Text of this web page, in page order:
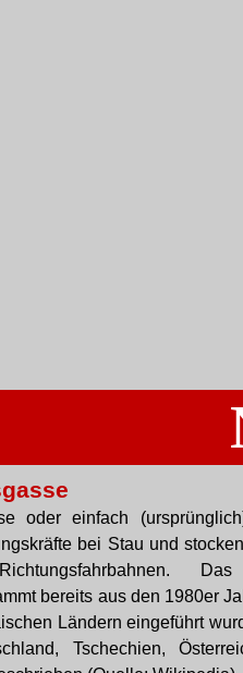
oder einfach
bei Stau und
bereits aus den 1980er
Ländern eingeführt
Tschechien,